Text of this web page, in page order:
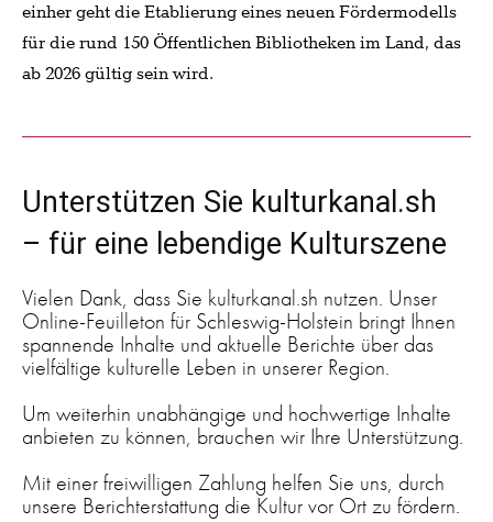
einher geht die Etablierung eines neuen Fördermodells
für die rund 150 Öffentlichen Bibliotheken im Land, das
ab 2026 gültig sein wird.
Unterstützen Sie kulturkanal.sh
– für eine lebendige Kulturszene
Vielen Dank, dass Sie kulturkanal.sh nutzen. Unser
Online-Feuilleton für Schleswig-Holstein bringt Ihnen
spannende Inhalte und aktuelle Berichte über das
vielfältige kulturelle Leben in unserer Region.
Um weiterhin unabhängige und hochwertige Inhalte
anbieten zu können, brauchen wir Ihre Unterstützung.
Mit einer freiwilligen Zahlung helfen Sie uns, durch
unsere Berichterstattung die Kultur vor Ort zu fördern.